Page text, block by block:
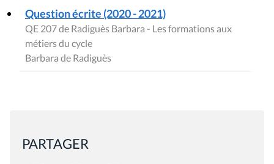
Question écrite (2020 - 2021)
QE 207 de Radiguès Barbara - Les formations aux
métiers du cycle
Barbara de Radiguès
PARTAGER